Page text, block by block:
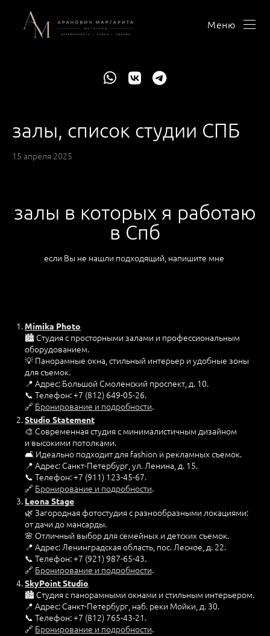
Меню
залы, список студии СПБ
15 апреля 2025
залы в которых я работаю
в Спб
если Вы не нашли подходящий, напишите мне
Mimika Photo
🏙️ Студия с просторными залами и профессиональным
оборудованием.
💡 Панорамные окна, стильный интерьер и удобные зоны
для съемок.
📍 Адрес: Большой Смоленский проспект, д. 10.
📞 Телефон: +7 (812) 649-05-26.
🔗 Бронирование и подробности.
Studio Statement
🎨 Современная студия с минималистичным дизайном
и высокими потолками.
🛋️ Идеально подходит для fashion и рекламных съемок.
📍 Адрес: Санкт-Петербург, ул. Ленина, д. 15.
📞 Телефон: +7 (911) 123-45-67.
🔗 Бронирование и подробности.
Leona Stage
🌿 Загородная фотостудия с разнообразными локациями:
от дачи до мансарды.
🌸 Отличный выбор для семейных и детских съемок.
📍 Адрес: Ленинградская область, пос. Лесное, д. 22.
📞 Телефон: +7 (921) 987-65-43.
🔗 Бронирование и подробности.
SkyPoint Studio
🏙️ Студия с панорамными окнами и стильным интерьером.
📍 Адрес: Санкт-Петербург, наб. реки Мойки, д. 30.
📞 Телефон: +7 (812) 765-43-21.
🔗 Бронирование и подробности.